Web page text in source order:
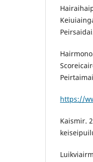
https://
Kaismir.